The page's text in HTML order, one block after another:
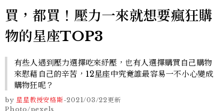
買，都買！壓力一來就想要瘋狂購
物的星座TOP3
有些人遇到壓力選擇吃來紓壓，也有人選擇購買自己購物
來慰藉自己的辛苦，12星座中究竟誰最容易一不小心變成
購物狂呢？
by 星星教授安格斯-2021/03/22更新
Photo/pexels